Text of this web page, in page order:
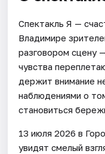
Спектакль Я —
Владимире
разговором сцену
чувства
держит внимание
наблюдениями о
становиться
13 июля 2026 в
увидят смелый